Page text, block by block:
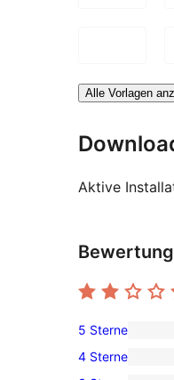
Alle Vorlagen
Aktive
0 5-
Sterne-
5 Sterne
0 4-
4 Sterne